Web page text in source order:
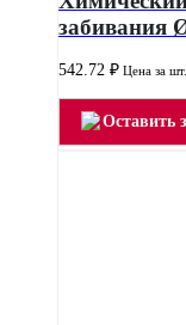
забивания
542.72 ₽ Цена за шт.
Оставить